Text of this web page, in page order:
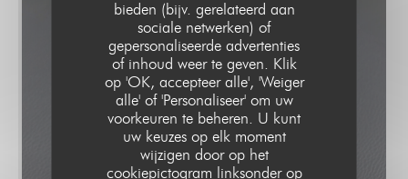
bieden (bijv. gerelateerd aan
sociale netwerken) of
gepersonaliseerde advertenties
of inhoud weer te geven. Klik
op 'OK, accepteer alle', 'Weiger
alle' of 'Personaliseer' om uw
voorkeuren te beheren. U kunt
uw keuzes op elk moment
wijzigen door op het
cookiepictogram linksonder op